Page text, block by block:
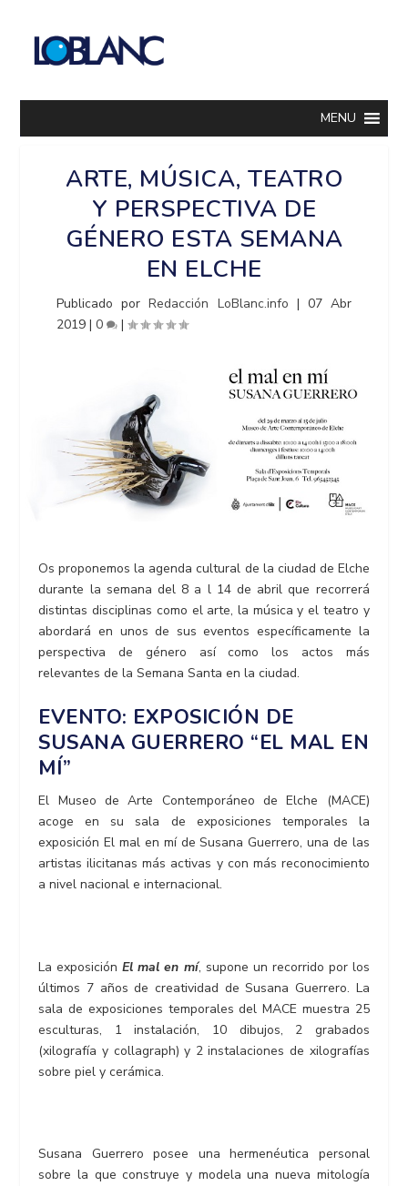
MENU
ARTE, MÚSICA, TEATRO
Y PERSPECTIVA DE
GÉNERO ESTA SEMANA
EN ELCHE
Publicado porRedacción LoBlanc.info | 07 Abr
2019 |0 |
Os proponemos la agenda cultural de la ciudad de Elche
durante la semana del 8 a l 14 de abril que recorrerá
distintas disciplinas como el arte, la música y el teatro y
abordará en unos de sus eventos específicamente la
perspectiva de género así como los actos más
relevantes de la Semana Santa en la ciudad.
EVENTO: EXPOSICIÓN DE
SUSANA GUERRERO “EL MAL EN
MÍ”
El Museo de Arte Contemporáneo de Elche (MACE)
acoge en su sala de exposiciones temporales la
exposición El mal en mí de Susana Guerrero, una de las
artistas ilicitanas más activas y con más reconocimiento
a nivel nacional e internacional.
La exposiciónEl mal en mí, supone un recorrido por los
últimos 7 años de creatividad de Susana Guerrero. La
sala de exposiciones temporales del MACE muestra 25
esculturas, 1 instalación, 10 dibujos, 2 grabados
(xilografía y collagraph) y 2 instalaciones de xilografías
sobre piel y cerámica.
Susana Guerrero posee una hermenéutica personal
sobre la que construye y modela una nueva mitología